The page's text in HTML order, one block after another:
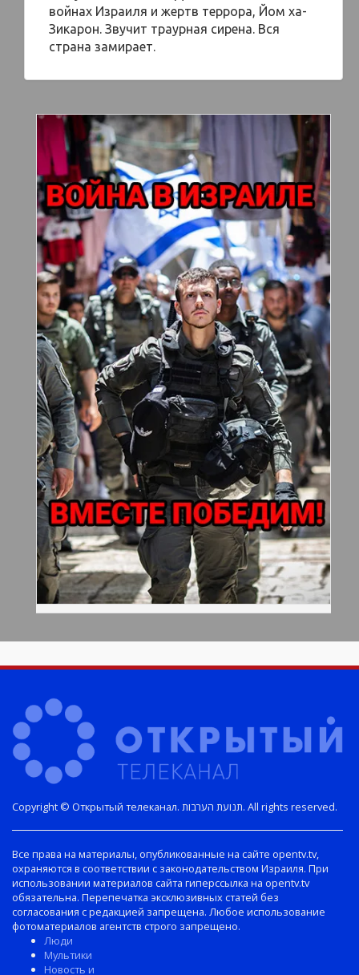
войнах Израиля и жертв террора, Йом ха-
Зикарон. Звучит траурная сирена. Вся
страна замирает.
Copyright © Открытый телеканал. תנועת הערבות. All rights reserved.
Все права на материалы, опубликованные на сайте opentv.tv,
охраняются в соответствии с законодательством Израиля. При
использовании материалов сайта гиперссылка на opentv.tv
обязательна. Перепечатка эксклюзивных статей без
согласования с редакцией запрещена. Любое использование
фотоматериалов агентств строго запрещено.
Люди
Мультики
Новость и